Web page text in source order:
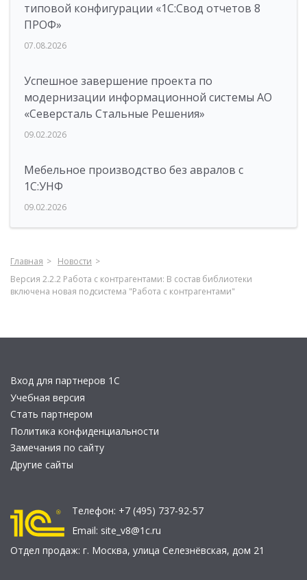
типовой конфигурации «1C:Свод отчетов 8
ПРОФ»
07.08.2026
Успешное завершение проекта по
модернизации информационной системы АО
«Северсталь Стальные Решения»
09.02.2026
Мебельное производство без авралов с
1С:УНФ
09.02.2026
Главная
Новости
Версия 2.2.2 Работа с контрагентами: В состав библиотеки
включена новая подсистема "Работа с контрагентами"
Вход для партнеров 1С
Учебная версия
Стать партнером
Политика конфиденциальности
Замечания по сайту
Другие сайты
Телефон: +7 (495) 737-92-57
Email: site_v8@1c.ru
Отдел продаж: г. Москва, улица Селезнёвская, дом 21